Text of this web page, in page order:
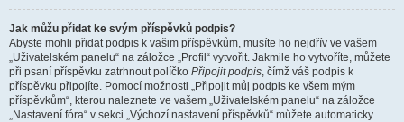
Jak můžu přidat ke svým příspěvků podpis?
Abyste mohli přidat podpis k vašim příspěvkům, musíte ho nejdřív ve vašem
„Uživatelském panelu“ na záložce „Profil“ vytvořit. Jakmile ho vytvoříte, můžete
při psaní příspěvku zatrhnout políčko Připojit podpis, čímž váš podpis k
příspěvku připojíte. Pomocí možnosti „Připojit můj podpis ke všem mým
příspěvkům“, kterou naleznete ve vašem „Uživatelském panelu“ na záložce
„Nastavení fóra“ v sekci „Výchozí nastavení příspěvků“ můžete automaticky